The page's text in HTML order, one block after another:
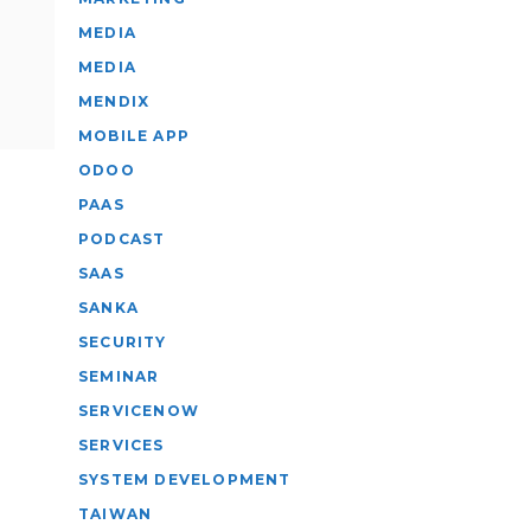
MEDIA
MEDIA
MENDIX
MOBILE APP
ODOO
PAAS
PODCAST
SAAS
SANKA
SECURITY
SEMINAR
SERVICENOW
SERVICES
SYSTEM DEVELOPMENT
TAIWAN